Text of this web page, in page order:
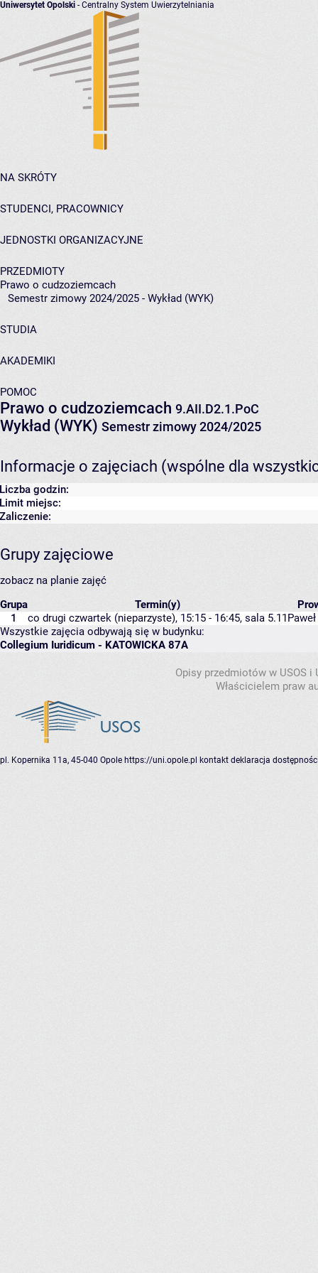
Uniwersytet Opolski - Centralny System Uwierzytelniania
NA SKRÓTY
STUDENCI, PRACOWNICY
JEDNOSTKI ORGANIZACYJNE
PRZEDMIOTY
Prawo o cudzoziemcach
Semestr zimowy 2024/2025 - Wykład (WYK)
STUDIA
AKADEMIKI
POMOC
Prawo o cudzoziemcach 9.AII.D2.1.PoC
Wykład (WYK) Semestr zimowy 2024/2025
Informacje o zajęciach (wspólne dla
Liczba godzin:
Limit miejsc:
Zaliczenie:
Grupy zajęciowe
zobacz na planie zajęć
Grupa
Termin(y)
1
co drugi czwartek (nieparzyste), 15:15 - 16:45, sala 5.11
Wszystkie zajęcia odbywają się w budynku:
Collegium Iuridicum - KATOWICKA 87A
Opisy przedmiotów w USOS
Właścicielem praw
pl. Kopernika 11a, 45-040 Opole https://uni.opole.pl kontakt deklaracja